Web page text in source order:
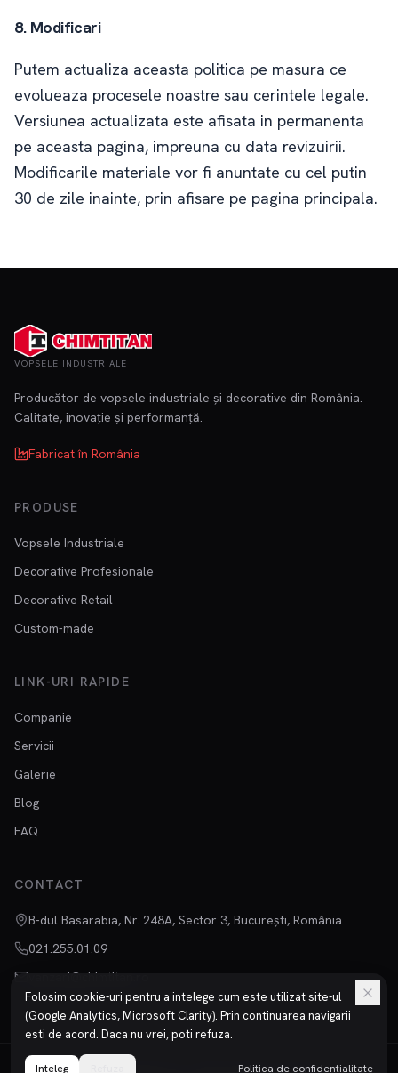
8. Modificari
Putem actualiza aceasta politica pe masura ce
evolueaza procesele noastre sau cerintele legale.
Versiunea actualizata este afisata in permanenta
pe aceasta pagina, impreuna cu data revizuirii.
Modificarile materiale vor fi anuntate cu cel putin
30 de zile inainte, prin afisare pe pagina principala.
VOPSELE INDUSTRIALE
Producător de vopsele industriale și decorative din România.
Calitate, inovație și performanță.
Fabricat în România
PRODUSE
Vopsele Industriale
Decorative Profesionale
Decorative Retail
Custom-made
LINK-URI RAPIDE
Companie
Servicii
Galerie
Blog
FAQ
CONTACT
B-dul Basarabia, Nr. 248A, Sector 3, București, România
021.255.01.09
vanzari@chimtitan.ro
Toate drepturile rezervate.
Folosim cookie-uri pentru a intelege cum este utilizat site-ul
(Google Analytics, Microsoft Clarity). Prin continuarea navigarii
esti de acord. Daca nu vrei, poti refuza.
Inteleg Politica de confidentialitate